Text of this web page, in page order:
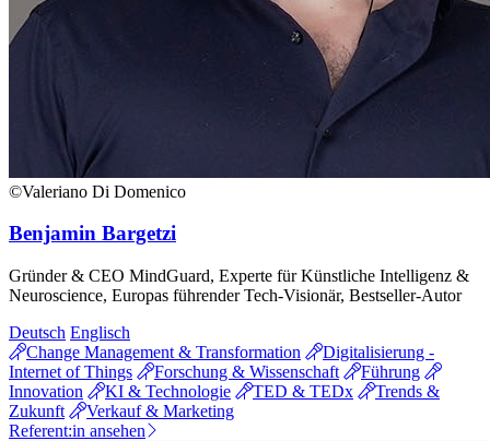
©Valeriano Di Domenico
Benjamin Bargetzi
Gründer & CEO MindGuard, Experte für Künstliche Intelligenz &
Neuroscience, Europas führender Tech-Visionär, Bestseller-Autor
Deutsch Englisch
Change Management & Transformation
Digitalisierung -
Internet of Things
Forschung & Wissenschaft
Führung
Innovation
KI & Technologie TED & TEDx
Trends &
Zukunft
Verkauf & Marketing
Referent:in ansehen